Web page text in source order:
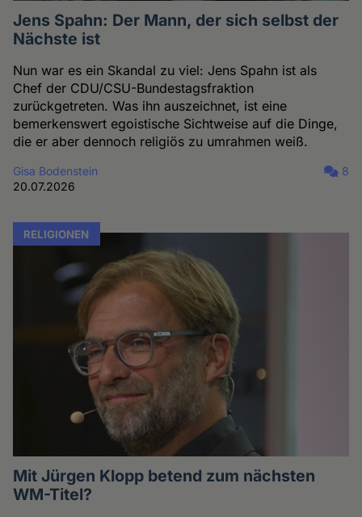
Jens Spahn: Der Mann, der sich selbst der
Nächste ist
Nun war es ein Skandal zu viel: Jens Spahn ist als
Chef der CDU/CSU-Bundestagsfraktion
zurückgetreten. Was ihn auszeichnet, ist eine
bemerkenswert egoistische Sichtweise auf die Dinge,
die er aber dennoch religiös zu umrahmen weiß.
Gisa Bodenstein
20.07.2026
8
RELIGIONEN
Mit Jürgen Klopp betend zum nächsten
WM-Titel?